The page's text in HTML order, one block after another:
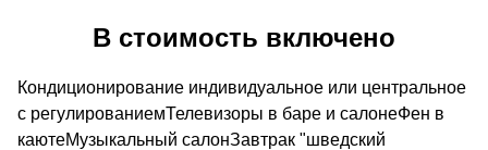
В стоимость включено
Кондиционирование индивидуальное или центральное
с регулированиемТелевизоры в баре и салонеФен в
каютеМузыкальный салонЗавтрак "шведский